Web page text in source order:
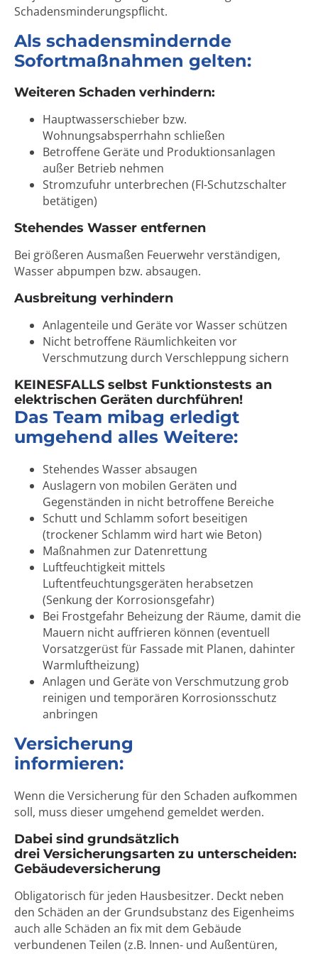
Schadensminderungspflicht.
Als schadensmindernde
Sofortmaßnahmen gelten:
Weiteren Schaden verhindern:
Hauptwasserschieber bzw.
Wohnungsabsperrhahn schließen
Betroffene Geräte und Produktionsanlagen
außer Betrieb nehmen
Stromzufuhr unterbrechen (FI-Schutzschalter
betätigen)
Stehendes Wasser entfernen
Bei größeren Ausmaßen Feuerwehr verständigen,
Wasser abpumpen bzw. absaugen.
Ausbreitung verhindern
Anlagenteile und Geräte vor Wasser schützen
Nicht betroffene Räumlichkeiten vor
Verschmutzung durch Verschleppung sichern
KEINESFALLS selbst Funktionstests an
elektrischen Geräten durchführen!
Das Team mibag erledigt
umgehend alles Weitere:
Stehendes Wasser absaugen
Auslagern von mobilen Geräten und
Gegenständen in nicht betroffene Bereiche
Schutt und Schlamm sofort beseitigen
(trockener Schlamm wird hart wie Beton)
Maßnahmen zur Datenrettung
Luftfeuchtigkeit mittels
Luftentfeuchtungsgeräten herabsetzen
(Senkung der Korrosionsgefahr)
Bei Frostgefahr Beheizung der Räume, damit die
Mauern nicht auffrieren können (eventuell
Vorsatzgerüst für Fassade mit Planen, dahinter
Warmluftheizung)
Anlagen und Geräte von Verschmutzung grob
reinigen und temporären Korrosionsschutz
anbringen
Versicherung
informieren:
Wenn die Versicherung für den Schaden aufkommen
soll, muss dieser umgehend gemeldet werden.
Dabei sind grundsätzlich
drei Versicherungsarten zu unterscheiden:
Gebäudeversicherung
Obligatorisch für jeden Hausbesitzer. Deckt neben
den Schäden an der Grundsubstanz des Eigenheims
auch alle Schäden an fix mit dem Gebäude
verbundenen Teilen (z.B. Innen- und Außentüren,